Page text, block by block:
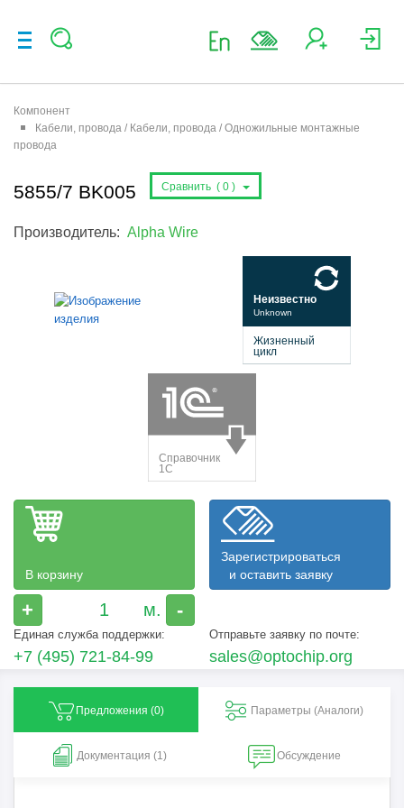
Компонент
Кабели, провода / Кабели, провода / Одножильные монтажные
провода
5855/7 BK005 Сравнить ( 0 )
Производитель: Alpha Wire
В корзину
+ -
Зарегистрироваться
и оставить заявку
Единая служба поддержки:
+7 (495) 721-84-99
Отправьте заявку по почте:
sales@optochip.org
Предложения (0) Параметры (Aналоги)
Документация (1) Обсуждение